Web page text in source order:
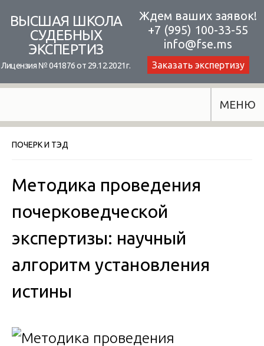
content
ВЫСШАЯ ШКОЛА
СУДЕБНЫХ
ЭКСПЕРТИЗ
Лицензия № 041876 от 29.12.2021г.
Ждем ваших заявок!
+7 (995) 100-33-55
info@fse.ms
Заказать экспертизу
МЕНЮ
ПОЧЕРК И ТЭД
Методика проведения
почерковедческой
экспертизы: научный
алгоритм установления
истины